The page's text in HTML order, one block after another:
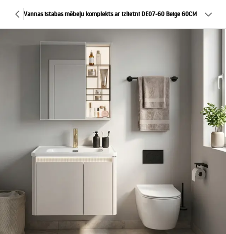
Vannas istabas mēbeļu komplekts ar izlietni DE07-60 Beige 60CM